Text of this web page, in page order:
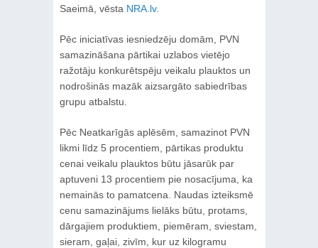
Saeimā, vēsta NRA.lv.
Pēc iniciatīvas iesniedzēju domām, PVN
samazināšana pārtikai uzlabos vietējo
ražotāju konkurētspēju veikalu plauktos un
nodrošinās mazāk aizsargāto sabiedrības
grupu atbalstu.
Pēc Neatkarīgās aplēsēm, samazinot PVN
likmi līdz 5 procentiem, pārtikas produktu
cenai veikalu plauktos būtu jāsarūk par
aptuveni 13 procentiem pie nosacījuma, ka
nemainās to pamatcena. Naudas izteiksmē
cenu samazinājums lielāks būtu, protams,
dārgajiem produktiem, piemēram, sviestam,
sieram, gaļai, zivīm, kur uz kilogramu